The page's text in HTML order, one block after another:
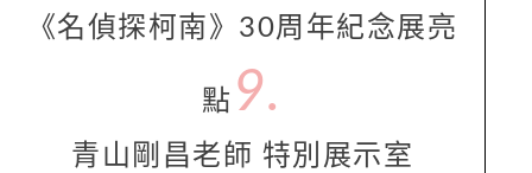
《名偵探柯南》30周年紀念展亮
點 9.
青山剛昌老師 特別展示室